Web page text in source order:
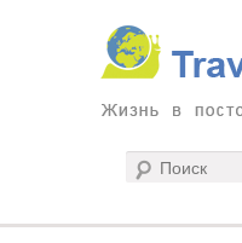
Traveliving
Жизнь в постоянном путешествии